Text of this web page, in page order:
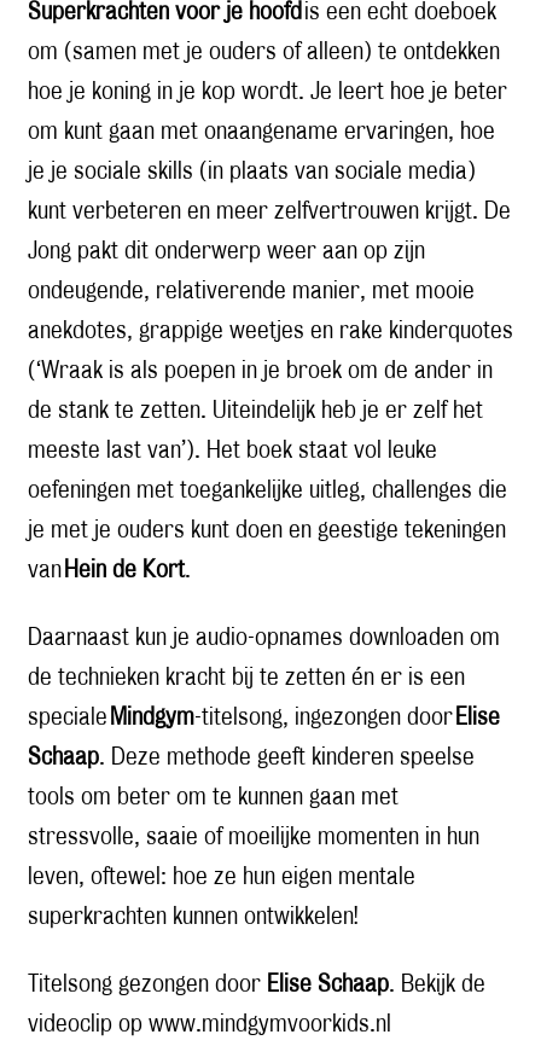
Superkrachten voor je hoofd is een echt doeboek
om (samen met je ouders of alleen) te ontdekken
hoe je koning in je kop wordt. Je leert hoe je beter
om kunt gaan met onaangename ervaringen, hoe
je je sociale skills (in plaats van sociale media)
kunt verbeteren en meer zelfvertrouwen krijgt. De
Jong pakt dit onderwerp weer aan op zijn
ondeugende, relativerende manier, met mooie
anekdotes, grappige weetjes en rake kinderquotes
(‘Wraak is als poepen in je broek om de ander in
de stank te zetten. Uiteindelijk heb je er zelf het
meeste last van’). Het boek staat vol leuke
oefeningen met toegankelijke uitleg, challenges die
je met je ouders kunt doen en geestige tekeningen
van Hein de Kort.
Daarnaast kun je audio-opnames downloaden om
de technieken kracht bij te zetten én er is een
speciale Mindgym-titelsong, ingezongen door Elise
Schaap. Deze methode geeft kinderen speelse
tools om beter om te kunnen gaan met
stressvolle, saaie of moeilijke momenten in hun
leven, oftewel: hoe ze hun eigen mentale
superkrachten kunnen ontwikkelen!
Titelsong gezongen door Elise Schaap. Bekijk de
videoclip op www.mindgymvoorkids.nl